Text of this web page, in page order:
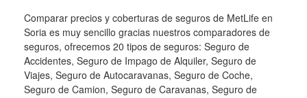
Comparar precios y coberturas de seguros de MetLife en
Soria es muy sencillo gracias nuestros comparadores de
seguros, ofrecemos 20 tipos de seguros: Seguro de
Accidentes, Seguro de Impago de Alquiler, Seguro de
Viajes, Seguro de Autocaravanas, Seguro de Coche,
Seguro de Camion, Seguro de Caravanas, Seguro de